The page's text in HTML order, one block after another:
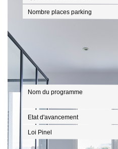
Nombre places parking
Description Programme
Nom du programme
Etat d'avancement
Loi Pinel